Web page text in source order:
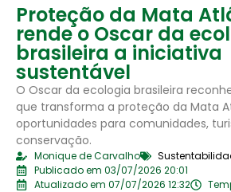
Proteção da Mata
rende o Oscar da
brasileira a iniciativa
sustentável
O Oscar da ecologia brasileira
que transforma a proteção da Mata
oportunidades para comunidades,
conservação.
Monique de Carvalho
Publicado em 03/07/2026 20:01
Atualizado em 07/07/2026 12:32